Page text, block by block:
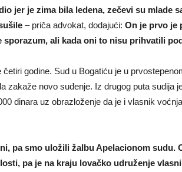
jer je zima bila ledena, zečevi su mlade
– priča advokat, dodajući: On je prvo je
sporazum, ali kada oni to nisu prihvatili
četiri godine. Sud u Bogatiću je u
zakaže novo suđenje. Iz drugog puta sudija
dinara uz obrazloženje da je i vlasnik
pa smo uložili žalbu Apelacionom sudu.
pa je na kraju lovačko udruženje